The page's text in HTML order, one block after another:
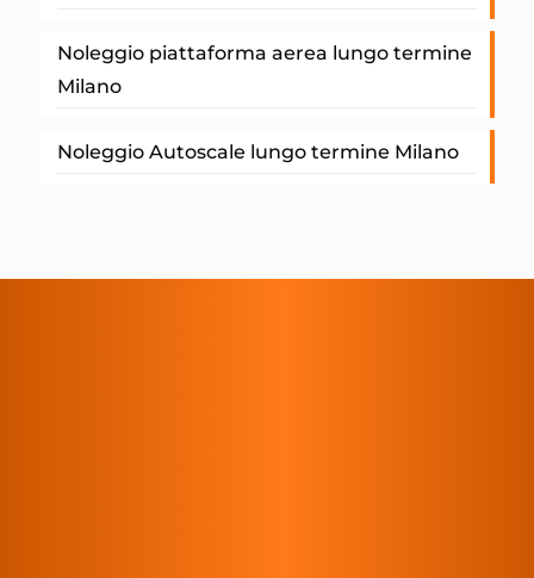
Noleggio piattaforma aerea lungo termine
Milano
Noleggio Autoscale lungo termine Milano